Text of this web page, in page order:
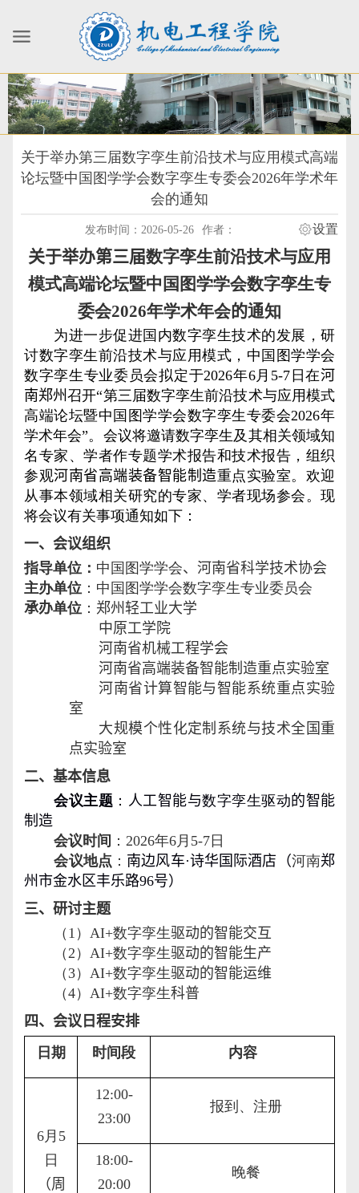
关于举办第三届数字孪生前沿技术与应用模式高端
论坛暨中国图学学会数字孪生专委会2026年学术年
会的通知
发布时间：2026-05-26 作者： 设置
关于举办第三届数字孪生前沿技术与应用
模式高端论坛暨中国图学学会数字孪生专
委会2026年学术年会的通知
为进一步促进国内数字孪生技术的发展，研
讨数字孪生前沿技术与应用模式，中国图学学会
数字孪生专业委员会拟定于2026年6月 5-7日在河
南郑州召开“第三届数字孪生前沿技术与应用模式
高端论坛暨中国图学学会数字孪生专委会2026年
学术年会”。会议将邀请数字孪生及其相关领域知
名专家、学者作专题学术报告和技术报告，组织
参观河南省高端装备智能制造重点实验室。欢迎
从事本领域相关研究的专家、学者现场参会。现
将会议有关事项通知如下：
一、会议组织
指导单位： 中国图学学会、 河南省科学技术协会
主办单位 ：中国图学学会数字孪生专业委员会
承办单位 ： 郑州轻工业大学
中原工学院
河南省机械工程学会
河南省高端装备智能制造重点实验室
河南省计算智能与智能系统重点实验
室
大规模个性化定制系统与技术全国重
点实验室
二、基本信息
会议主题 ： 人工智能与数字孪生驱动的智能
制造
会议时间 ： 2026年6 月 5-7日
会议地点 ： 南边风车·诗华国际酒店（河南郑
州市金水区丰乐路96号）
三、研讨主题
（ 1 ） AI+数字孪生驱动的智能交互
（ 2 ） AI+数字孪生驱动的智能生产
（3） AI+数字孪生驱动的智能运维
（4） AI+数字孪生科普
四、会议日程安排
日期
时间段 内容
6月 5
日
（周
12:00-
23:00
报到、注册
18:00-
20:00
晚餐